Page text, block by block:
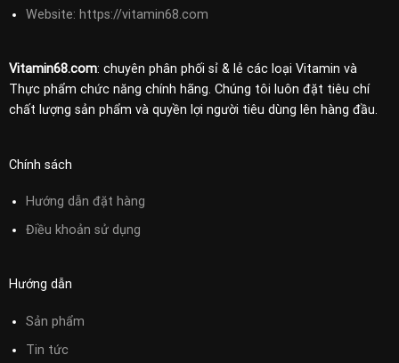
Website: https://vitamin68.com
Vitamin68.com: chuyên phân phối sỉ & lẻ các loại Vitamin và
Thực phẩm chức năng chính hãng. Chúng tôi luôn đặt tiêu chí
chất lượng sản phẩm và quyền lợi người tiêu dùng lên hàng đầu.
Chính sách
Hướng dẫn đặt hàng
Điều khoản sử dụng
Hướng dẫn
Sản phẩm
Tin tức